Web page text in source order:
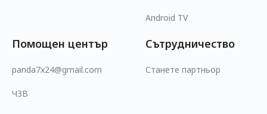
Android TV
Помощен център
panda7x24@gmail.com
ЧЗВ
Сътрудничество
Станете партньор